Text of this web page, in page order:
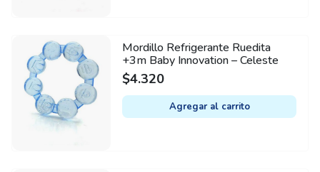
Mordillo Refrigerante Ruedita
+3m Baby Innovation – Celeste
$4.320
Agregar al carrito